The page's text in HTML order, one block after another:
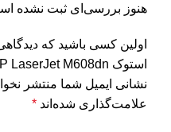
هنوز بررسی‌ای ثبت نشده
اولین کسی باشید که
استوک HP LaserJet M608dn”
نشانی ایمیل شما منتشر
علامت‌گذاری شده‌اند *